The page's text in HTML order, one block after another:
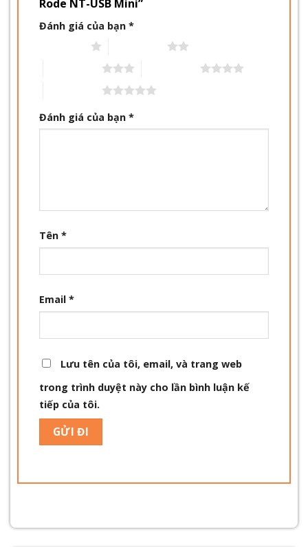
Rode NT-USB Mini”
Đánh giá của bạn *
Đánh giá của bạn *
Tên *
Email *
Lưu tên của tôi, email, và trang web
trong trình duyệt này cho lần bình luận kế
tiếp của tôi.